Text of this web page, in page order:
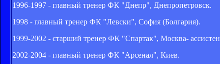
1996-1997 - главный тренер ФК "Днепр", Днепропетровск.
1998 - главный тренер ФК "Левски", София (Болгария).
1999-2002 - старший тренер ФК "Спартак", Москва-
2002-2004 - главный тренер ФК "Арсенал", Киев.